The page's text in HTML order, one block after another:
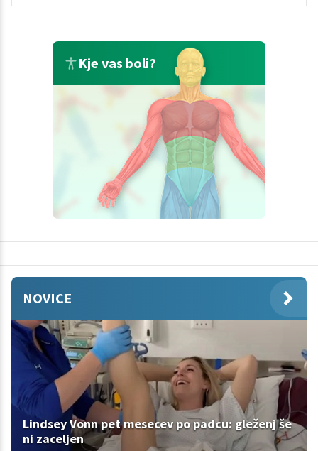
Kje vas boli?
NOVICE
Lindsey Vonn pet mesecev po padcu: gleženj še
ni zaceljen